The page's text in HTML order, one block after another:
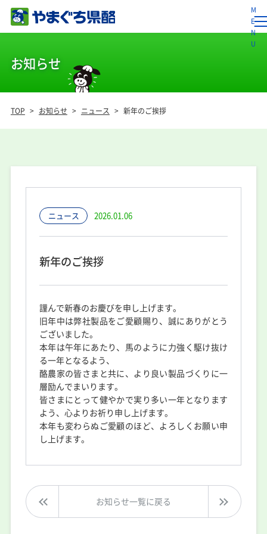
お知らせ
TOP > お知らせ > ニュース > 新年のご挨拶
ニュース 2026.01.06
新年のご挨拶
謹んで新春のお慶びを申し上げます。
旧年中は弊社製品をご愛顧賜り、誠にありがとう
ございました。
本年は午年にあたり、馬のように力強く駆け抜け
る一年となるよう、
酪農家の皆さまと共に、より良い製品づくりに一
層励んでまいります。
皆さまにとって健やかで実り多い一年となります
よう、心よりお祈り申し上げます。
本年も変わらぬご愛顧のほど、よろしくお願い申
し上げます。
お知らせ一覧に戻る